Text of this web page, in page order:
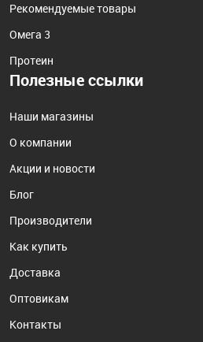
Рекомендуемые товары
Омега 3
Протеин
Полезные ссылки
Наши магазины
О компании
Акции и новости
Блог
Производители
Как купить
Доставка
Оптовикам
Контакты